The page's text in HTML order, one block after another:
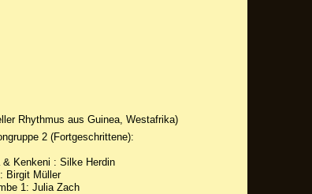
Rhythmus aus Guinea, Westafrika)
2 (Fortgeschrittene):
& Kenkeni : Silke Herdin
Birgit Müller
1: Julia Zach